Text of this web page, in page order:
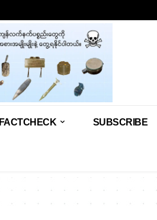
FACTCHECK SUBSCRIBE